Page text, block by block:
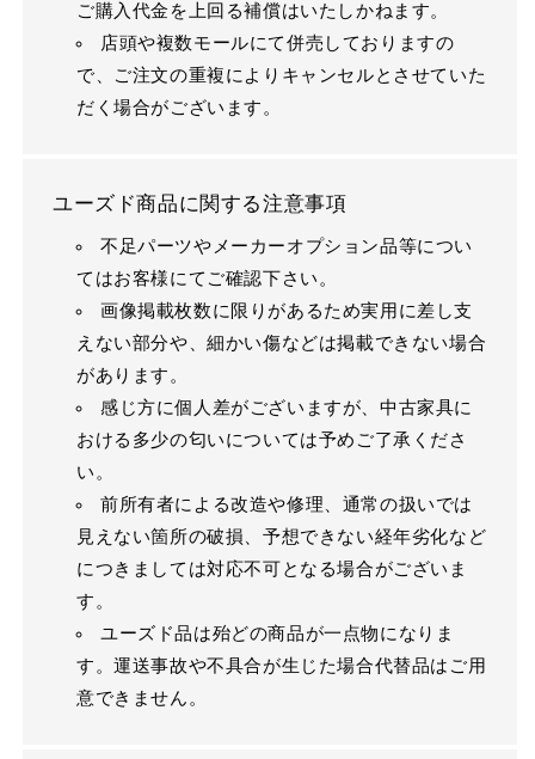
ご購入代金を上回る補償はいたしかねます。
店頭や複数モールにて併売しておりますの
で、ご注文の重複によりキャンセルとさせていた
だく場合がございます。
ユーズド商品に関する注意事項
不足パーツやメーカーオプション品等につい
てはお客様にてご確認下さい。
画像掲載枚数に限りがあるため実用に差し支
えない部分や、細かい傷などは掲載できない場合
があります。
感じ方に個人差がございますが、中古家具に
おける多少の匂いについては予めご了承くださ
い。
前所有者による改造や修理、通常の扱いでは
見えない箇所の破損、予想できない経年劣化など
につきましては対応不可となる場合がございま
す。
ユーズド品は殆どの商品が一点物になりま
す。運送事故や不具合が生じた場合代替品はご用
意できません。